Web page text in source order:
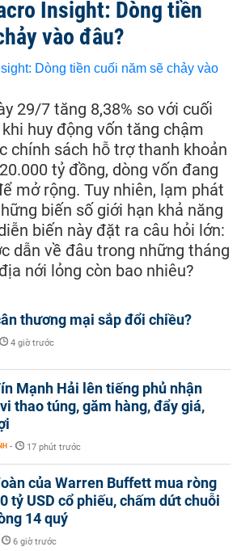
Insight: Dòng tiền
vào đâu?
29/7 tăng 8,38% so với cuối
huy động vốn tăng chậm
chính sách hỗ trợ thanh khoản
tỷ đồng, dòng vốn đang
mở rộng. Tuy nhiên, lạm phát
biến số giới hạn khả năng
biến này đặt ra câu hỏi lớn:
dẫn về đâu trong những tháng
nới lỏng còn bao nhiêu?
thương mại sắp đổi chiều?
4 giờ trước
Mạnh Hải lên tiếng phủ nhận
thao túng, găm hàng, đẩy giá,
- 17 phút trước
của Warren Buffett mua ròng
tỷ USD cổ phiếu, chấm dứt chuỗi
14 quý
6 giờ trước